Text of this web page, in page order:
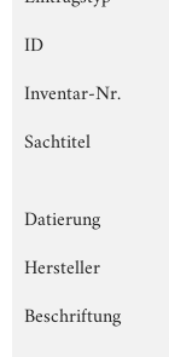
ID
Inventar-Nr.
Sachtitel
Datierung
Hersteller
Beschriftung